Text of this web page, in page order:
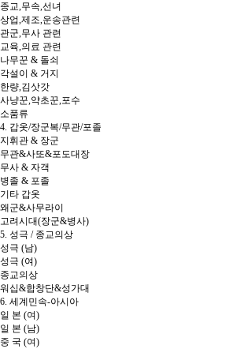
종교,무속,선녀
상업,제조,운송관련
관군,무사 관련
교육,의료 관련
나무꾼 & 돌쇠
각설이 & 거지
한량,김삿갓
사냥꾼,약초꾼,포수
소품류
4. 갑옷/장군복/무관/포졸
지휘관 & 장군
무관&사또&포도대장
무사 & 자객
병졸 & 포졸
기타 갑옷
왜군&사무라이
고려시대(장군&병사)
5. 성극 / 종교의상
성극 (남)
성극 (여)
종교의상
워십&합창단&성가대
6. 세계민속-아시아
일 본 (여)
일 본 (남)
중 국 (여)